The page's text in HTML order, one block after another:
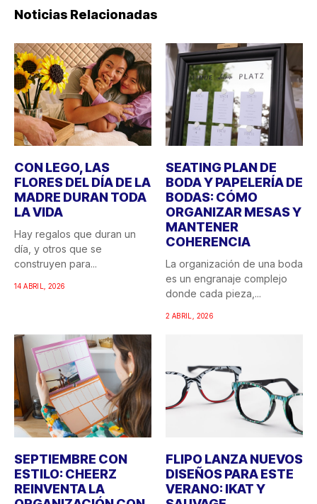
Noticias Relacionadas
CON LEGO, LAS
FLORES DEL DÍA DE LA
MADRE DURAN TODA
LA VIDA
Hay regalos que duran un
día, y otros que se
construyen para...
14 ABRIL, 2026
SEATING PLAN DE
BODA Y PAPELERÍA DE
BODAS: CÓMO
ORGANIZAR MESAS Y
MANTENER
COHERENCIA
La organización de una boda
es un engranaje complejo
donde cada pieza,...
2 ABRIL, 2026
SEPTIEMBRE CON
ESTILO: CHEERZ
REINVENTA LA
FLIPO LANZA NUEVOS
DISEÑOS PARA ESTE
VERANO: IKAT Y